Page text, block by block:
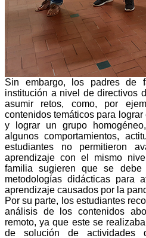
Sin embargo, los padres de
institución a nivel de directivos
asumir retos, como, por
contenidos temáticos para
y lograr un grupo
algunos comportamientos,
estudiantes no permitieron
aprendizaje con el mismo
familia sugieren que se debe
metodologías didácticas para
aprendizaje causados por la
Por su parte, los estudiantes
análisis de los contenidos
remoto, ya que este se
de solución de